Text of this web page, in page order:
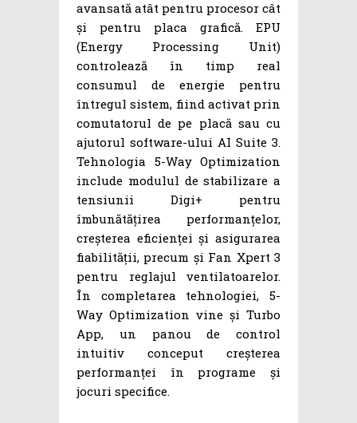
avansată atât pentru procesor cât
și pentru placa grafică. EPU
(Energy Processing Unit)
controlează în timp real
consumul de energie pentru
întregul sistem, fiind activat prin
comutatorul de pe placă sau cu
ajutorul software-ului AI Suite 3.
Tehnologia 5-Way Optimization
include modulul de stabilizare a
tensiunii Digi+ pentru
îmbunătățirea performanțelor,
creșterea eficienței și asigurarea
fiabilității, precum și Fan Xpert 3
pentru reglajul ventilatoarelor.
În completarea tehnologiei, 5-
Way Optimization vine și Turbo
App, un panou de control
intuitiv conceput creșterea
performanței în programe și
jocuri specifice.